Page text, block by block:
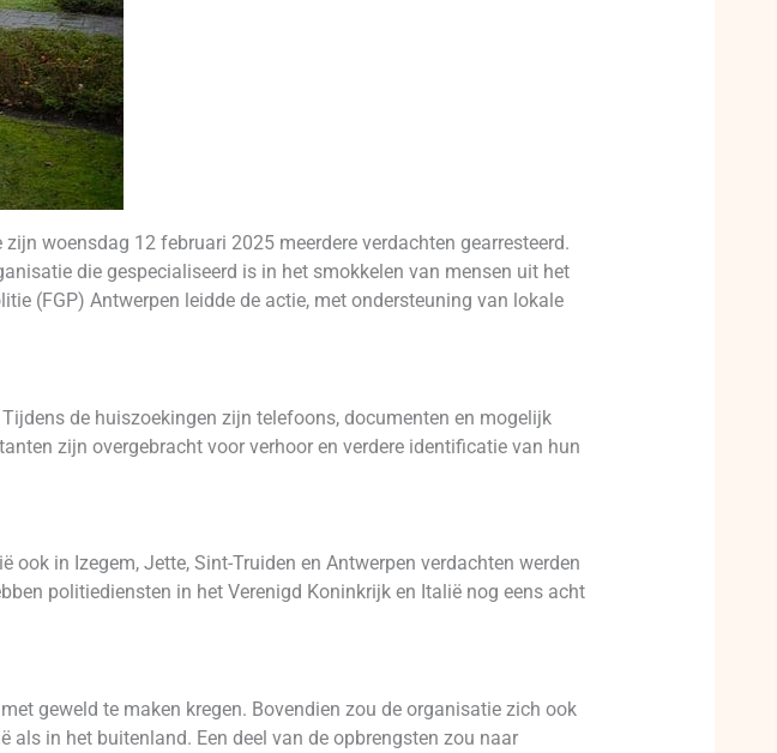
woensdag 12 februari 2025 meerdere verdachten gearresteerd.
die gespecialiseerd is in het smokkelen van mensen uit het
(FGP) Antwerpen leidde de actie, met ondersteuning van lokale
de huiszoekingen zijn telefoons, documenten en mogelijk
zijn overgebracht voor verhoor en verdere identificatie van hun
ook in Izegem, Jette, Sint-Truiden en Antwerpen verdachten werden
politiediensten in het Verenigd Koninkrijk en Italië nog eens acht
geweld te maken kregen. Bovendien zou de organisatie zich ook
in het buitenland. Een deel van de opbrengsten zou naar